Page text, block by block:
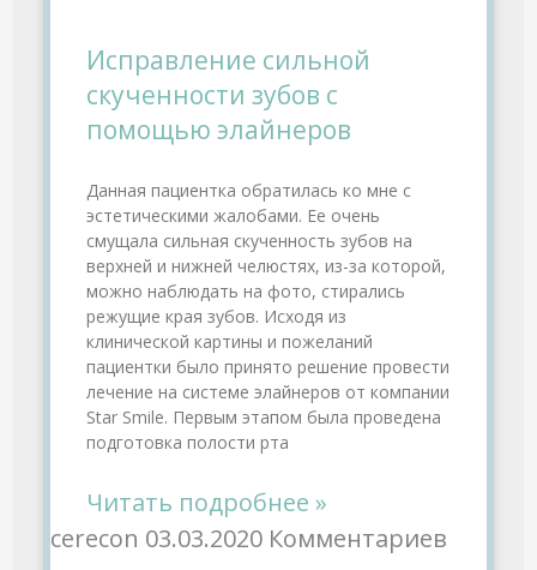
Исправление сильной
скученности зубов с
помощью элайнеров
Данная пациентка обратилась ко мне с
эстетическими жалобами. Ее очень
смущала сильная скученность зубов на
верхней и нижней челюстях, из-за которой,
можно наблюдать на фото, стирались
режущие края зубов. Исходя из
клинической картины и пожеланий
пациентки было принято решение провести
лечение на системе элайнеров от компании
Star Smile. Первым этапом была проведена
подготовка полости рта
Читать подробнее »
cerecon 03.03.2020 Комментариев